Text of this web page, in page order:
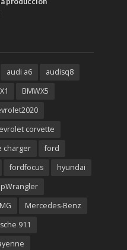
audi a6
audisq8
BMWX5
corvette
charger
ford
fordfocus
hyundai
Mercedes-Benz
911